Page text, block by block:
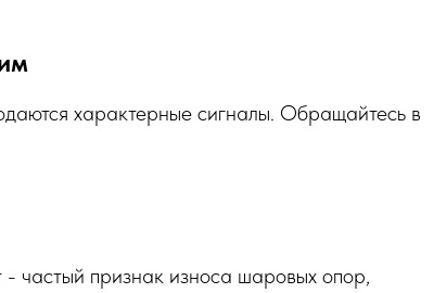
характерные сигналы. Обращайтесь в
- частый признак износа шаровых опор,